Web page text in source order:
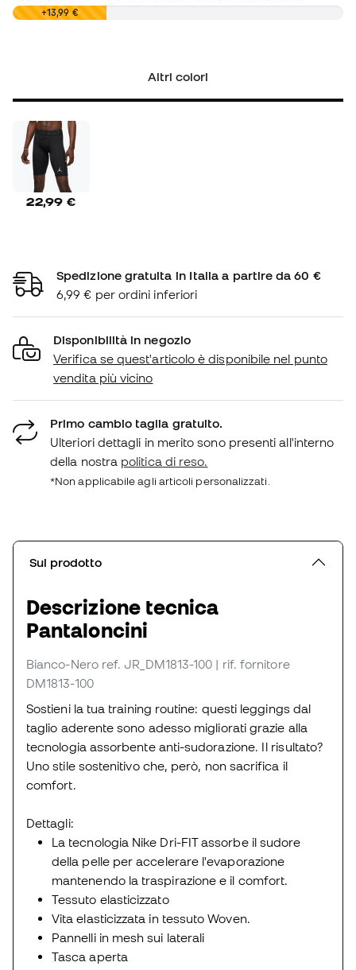
0,00 €+13,99 €
Altri colori
22,99 €
Spedizione gratuita in Italia a partire da 60 €
6,99 € per ordini inferiori
Disponibilità in negozio
Verifica se quest'articolo è disponibile nel punto
vendita più vicino
Primo cambio taglia gratuito.
Ulteriori dettagli in merito sono presenti all'interno
della nostra politica di reso.
*Non applicabile agli articoli personalizzati.
Sul prodotto
Descrizione tecnica
Pantaloncini
Bianco-Nero ref. JR_DM1813-100 | rif. fornitore
DM1813-100
Sostieni la tua training routine: questi leggings dal
taglio aderente sono adesso migliorati grazie alla
tecnologia assorbente anti-sudorazione. Il risultato?
Uno stile sostenitivo che, però, non sacrifica il
comfort.
Dettagli:
La tecnologia Nike Dri-FIT assorbe il sudore
della pelle per accelerare l'evaporazione
mantenendo la traspirazione e il comfort.
Tessuto elasticizzato
Vita elasticizzata in tessuto Woven.
Pannelli in mesh sui laterali
Tasca aperta